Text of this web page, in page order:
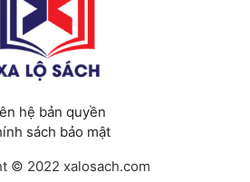
hệ bản quyền
sách bảo mật
© 2022 xalosach.com